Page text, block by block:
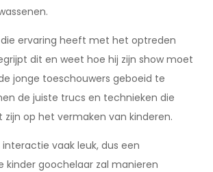
ervaring heeft met het optreden
dit en weet hoe hij zijn show moet
jonge toeschouwers geboeid te
de juiste trucs en technieken die
op het vermaken van kinderen.
vaak leuk, dus een
kinder goochelaar zal manieren